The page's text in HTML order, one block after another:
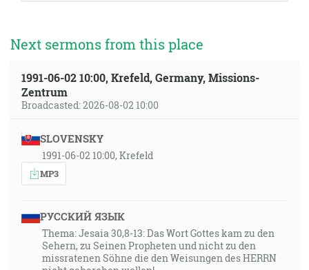
Next sermons from this place
1991-06-02 10:00, Krefeld, Germany, Missions-
Zentrum
Broadcasted: 2026-08-02 10:00
SLOVENSKY
1991-06-02 10:00, Krefeld
MP3
РУССКИЙ ЯЗЫК
Thema: Jesaia 30,8-13: Das Wort Gottes kam zu den
Sehern, zu Seinen Propheten und nicht zu den
missratenen Söhne die den Weisungen des HERRN